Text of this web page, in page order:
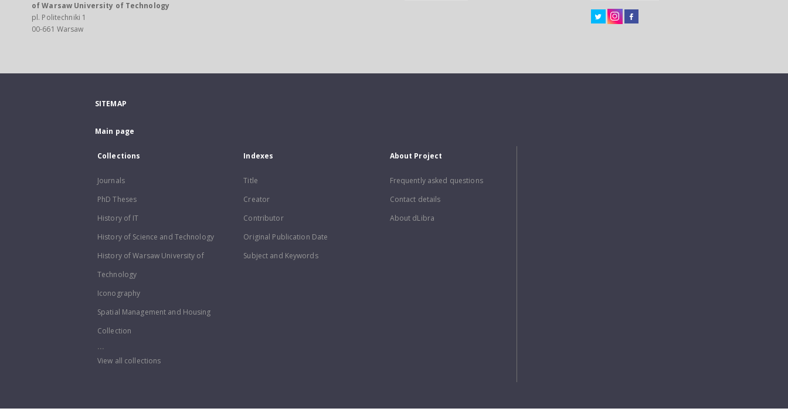
of Warsaw University of Technology
pl. Politechniki 1
00-661 Warsaw
SITEMAP
Main page
Collections
Journals
PhD Theses
History of IT
History of Science and Technology
History of Warsaw University of
Technology
Iconography
Spatial Management and Housing
Collection
...
View all collections
Indexes
Title
Creator
Contributor
Original Publication Date
Subject and Keywords
About Project
Frequently asked questions
Contact details
About dLibra